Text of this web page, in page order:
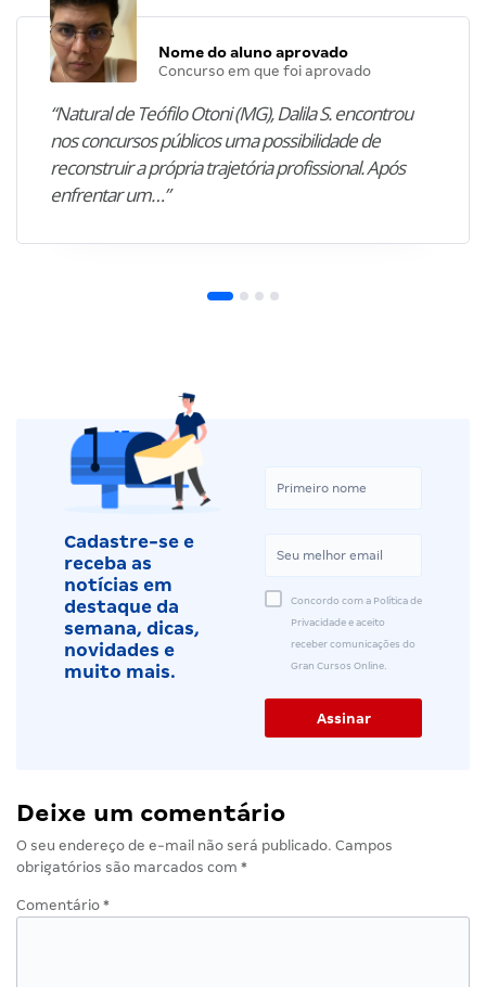
Nome do aluno aprovado
Concurso em que foi aprovado
“Natural de Teófilo Otoni (MG), Dalila S. encontrou
nos concursos públicos uma possibilidade de
reconstruir a própria trajetória profissional. Após
enfrentar um…”
Cadastre-se e
receba as
notícias em
destaque da
semana, dicas,
novidades e
muito mais.
Concordo com a Política de
Privacidade e aceito
receber comunicações do
Gran Cursos Online.
Deixe um comentário
O seu endereço de e-mail não será publicado. Campos
obrigatórios são marcados com *
Comentário *